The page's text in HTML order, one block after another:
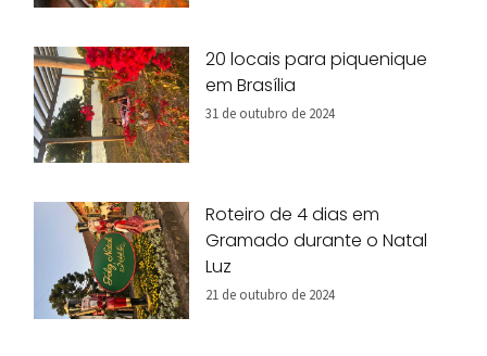
20 locais para piquenique
em Brasília
31 de outubro de 2024
Roteiro de 4 dias em
Gramado durante o Natal
Luz
21 de outubro de 2024